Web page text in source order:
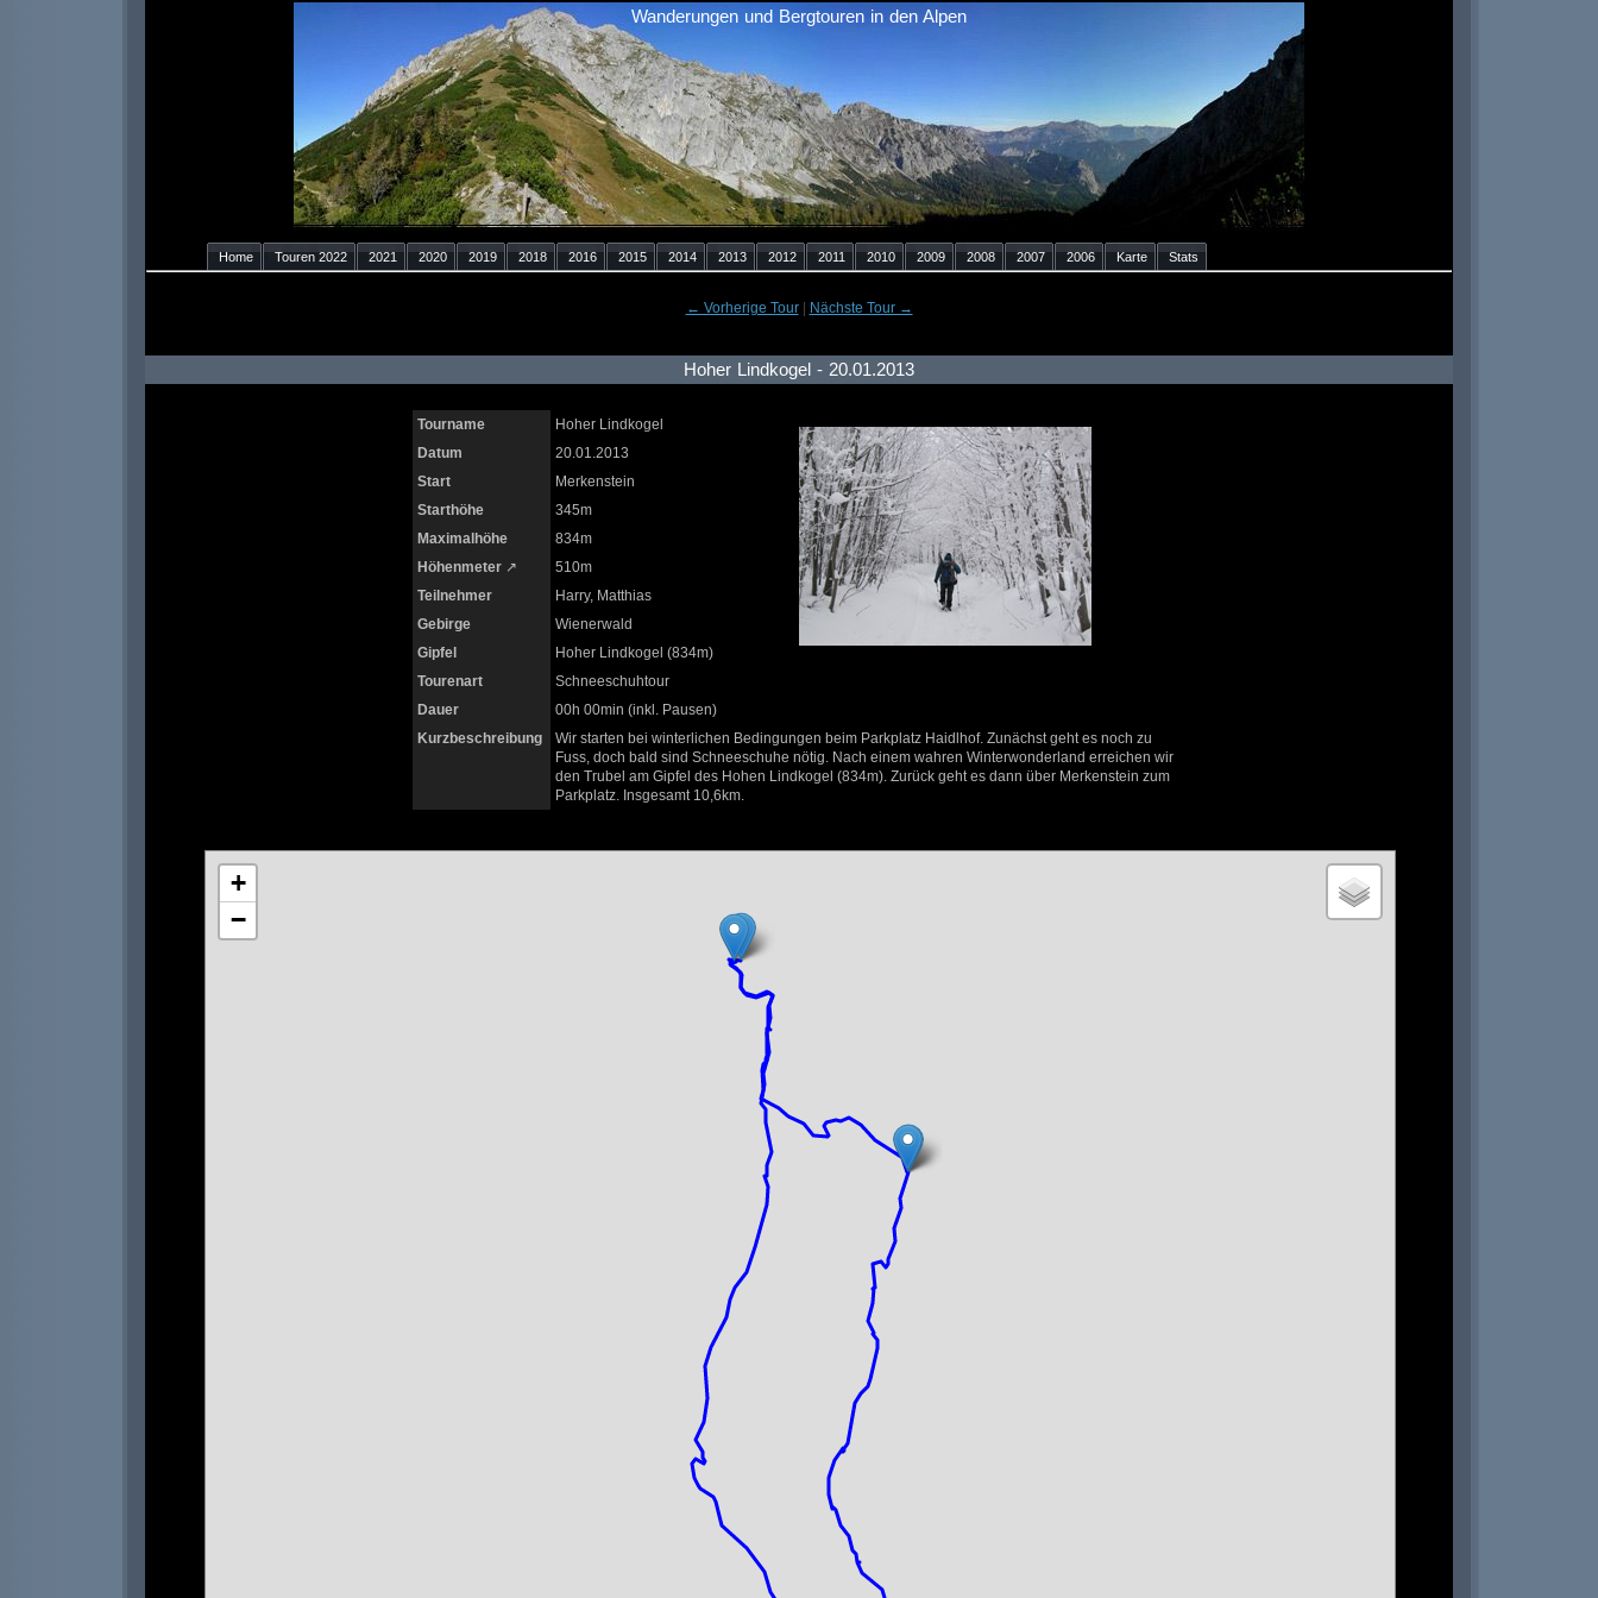
Wanderungen und Bergtouren in den Alpen
Home Touren 2022 2021 2020 2019 2018 2016 2015 2014 2013 2012 2011 2010 2009 2008 2007 2006 Karte Stats
← Vorherige Tour| Nächste Tour →
Hoher Lindkogel - 20.01.2013
Tourname
Hoher Lindkogel
Datum
20.01.2013
Start
Merkenstein
Starthöhe
345m
Maximalhöhe
834m
Höhenmeter ↗
510m
Teilnehmer
Harry, Matthias
Gebirge
Wienerwald
Gipfel
Hoher Lindkogel (834m)
Tourenart
Schneeschuhtour
Dauer
00h 00min (inkl. Pausen)
Kurzbeschreibung
Wir starten bei winterlichen Bedingungen beim Parkplatz Haidlhof. Zunächst geht es noch zu
Fuss, doch bald sind Schneeschuhe nötig. Nach einem wahren Winterwonderland erreichen wir
den Trubel am Gipfel des Hohen Lindkogel (834m). Zurück geht es dann über Merkenstein zum
Parkplatz. Insgesamt 10,6km.
+
−